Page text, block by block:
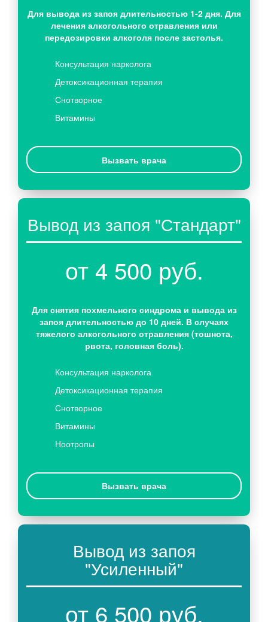
Для вывода из запоя длительностью 1-2 дня. Для
лечения алкогольного отравления или
передозировки алкоголя после застолья.
Консультация нарколога
Детоксикационная терапия
Снотворное
Витамины
Вызвать врача
Вывод из запоя "Стандарт"
от 4 500 руб.
Для снятия похмельного синдрома и вывода из
запоя длительностью до 10 дней. В случаях
тяжелого алкогольного отравления (тошнота,
рвота, головная боль).
Консультация нарколога
Детоксикационная терапия
Снотворное
Витамины
Ноотропы
Вызвать врача
Вывод из запоя
"Усиленный"
от 6 500 руб.